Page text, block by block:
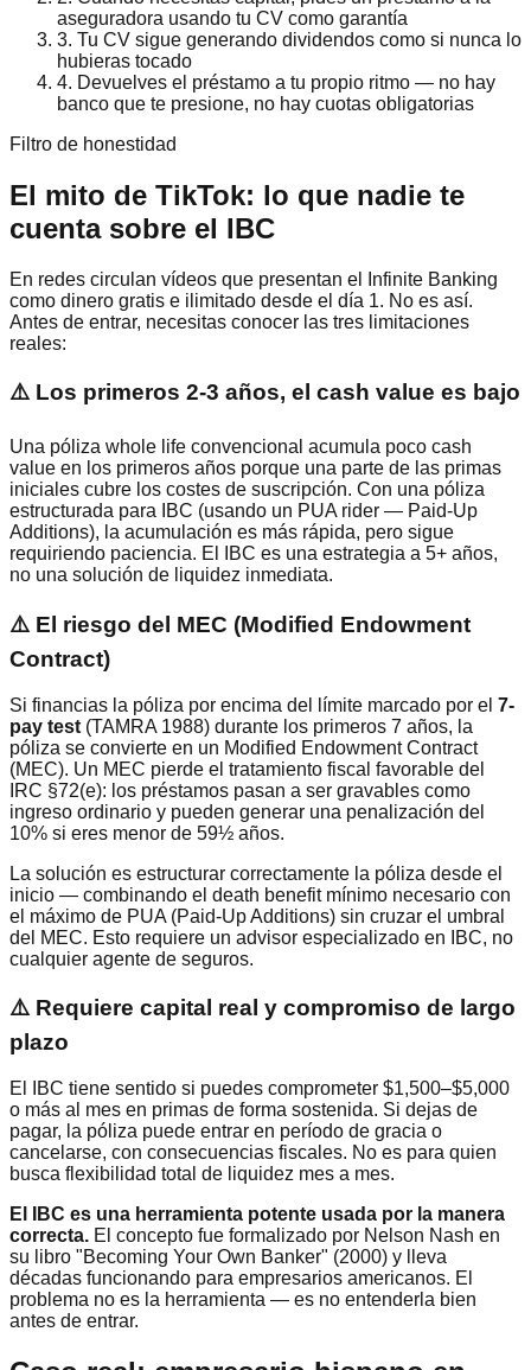
aseguradora usando tu CV como garantía
3. Tu CV sigue generando dividendos como si nunca lo
hubieras tocado
4. Devuelves el préstamo a tu propio ritmo — no hay
banco que te presione, no hay cuotas obligatorias
Filtro de honestidad
El mito de TikTok: lo que nadie te
cuenta sobre el IBC
En redes circulan vídeos que presentan el Infinite Banking
como dinero gratis e ilimitado desde el día 1. No es así.
Antes de entrar, necesitas conocer las tres limitaciones
reales:
⚠️ Los primeros 2-3 años, el cash value es bajo
Una póliza whole life convencional acumula poco cash
value en los primeros años porque una parte de las primas
iniciales cubre los costes de suscripción. Con una póliza
estructurada para IBC (usando un PUA rider — Paid-Up
Additions), la acumulación es más rápida, pero sigue
requiriendo paciencia. El IBC es una estrategia a 5+ años,
no una solución de liquidez inmediata.
⚠️ El riesgo del MEC (Modified Endowment
Contract)
Si financias la póliza por encima del límite marcado por el 7-
pay test (TAMRA 1988) durante los primeros 7 años, la
póliza se convierte en un Modified Endowment Contract
(MEC). Un MEC pierde el tratamiento fiscal favorable del
IRC §72(e): los préstamos pasan a ser gravables como
ingreso ordinario y pueden generar una penalización del
10% si eres menor de 59½ años.
La solución es estructurar correctamente la póliza desde el
inicio — combinando el death benefit mínimo necesario con
el máximo de PUA (Paid-Up Additions) sin cruzar el umbral
del MEC. Esto requiere un advisor especializado en IBC, no
cualquier agente de seguros.
⚠️ Requiere capital real y compromiso de largo
plazo
El IBC tiene sentido si puedes comprometer $1,500–$5,000
o más al mes en primas de forma sostenida. Si dejas de
pagar, la póliza puede entrar en período de gracia o
cancelarse, con consecuencias fiscales. No es para quien
busca flexibilidad total de liquidez mes a mes.
El IBC es una herramienta potente usada por la manera
correcta. El concepto fue formalizado por Nelson Nash en
su libro "Becoming Your Own Banker" (2000) y lleva
décadas funcionando para empresarios americanos. El
problema no es la herramienta — es no entenderla bien
antes de entrar.